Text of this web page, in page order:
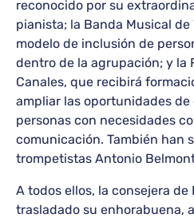
reconocido por su
pianista; la Banda Musical de
modelo de inclusión de
dentro de la agrupación; y la
Canales, que recibirá
ampliar las oportunidades
personas con necesidades
comunicación. También han
trompetistas Antonio
A todos ellos, la consejera de
trasladado su enhorabuena,